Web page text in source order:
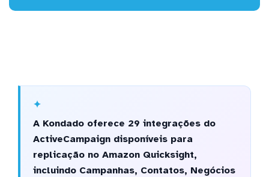
A Kondado oferece 29 integrações do
ActiveCampaign disponíveis para
replicação no Amazon Quicksight,
incluindo Campanhas, Contatos, Negócios